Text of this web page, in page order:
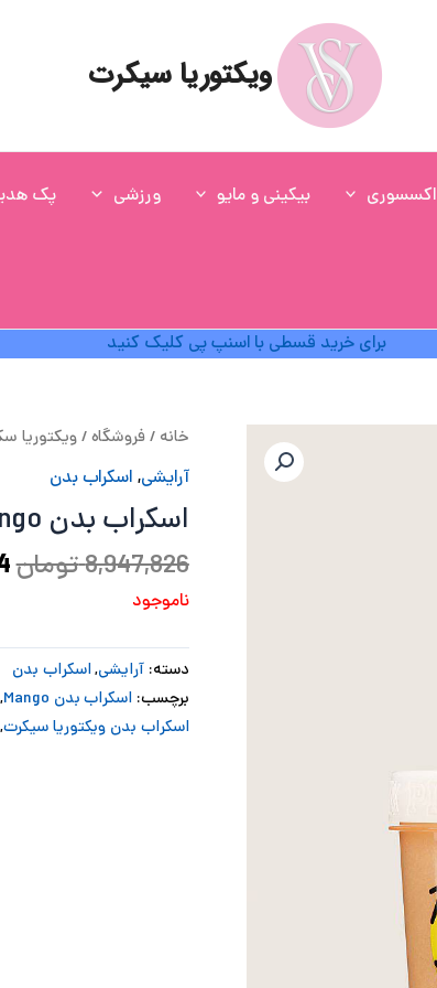
ویکتوریا سیکرت
اکسسوری بیکینی و مایو ورزشی پک
برای خرید قسطی با اسنپ پی کلیک کنید
خانه /فروشگاه/ویکتوریا
آرایشی, اسکراب بدن
اسکراب بدن Mango
8,947,826تومان
ناموجود
دسته: آرایشی,اسکراب بدن
برچسب: اسکراب بدن Mango ,
اسکراب بدن ویکتوریا سیکرت,